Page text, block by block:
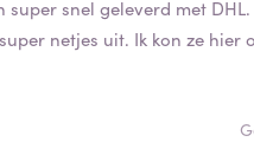
snel geleverd met
netjes uit. Ik kon ze hier